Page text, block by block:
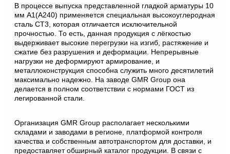
В процессе выпуска представленной гладкой арматуры 10
мм А1(А240) применяется специальная высокоуглеродная
сталь СТ3, которая отличается исключительной
прочностью. То есть, данная продукция с лёгкостью
выдерживает высокие перегрузки на изгиб, растяжение и
сжатие без разрушения и деформации. Непрерывные
нагрузки не деформируют армирование, и
металлоконструкция способна служить много десятилетий
максимально надежно. На заводе GMR Group она
делается в полном соответствии с нормами ГОСТ из
легированной стали.
Организация GMR Group располагает несколькими
складами и заводами в регионе, платформой контроля
качества и собственным автотранспортом для доставки, и
предоставляет обширный каталог продукции. В связи с